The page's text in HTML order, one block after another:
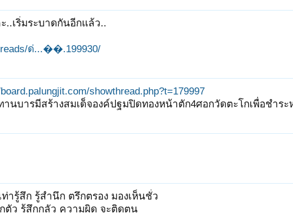
..เริ่มระบาดกันอีกแล้ว..
ด่...��.199930/
showthread.php?t=179997
นบารมีสร้างสมเด็จองค์ปฐมปิดทองหน้าตัก4ศอกวัดตะโกเพื่อชำระ
ท่ารู้สึก รู้สำนึก ตรึกตรอง มองเห็นชั่ว
ตัว รู้สึกกลัว ความผิด จะติดตน